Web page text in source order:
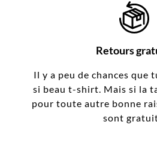
Retours
Il y a peu de chances que
si beau t-shirt. Mais si la
pour toute autre bonne
sont